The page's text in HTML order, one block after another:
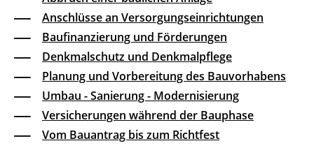
Anschlüsse an Versorgungseinrichtungen
Baufinanzierung und Förderungen
Denkmalschutz und Denkmalpflege
Planung und Vorbereitung des Bauvorhabens
Umbau - Sanierung - Modernisierung
Versicherungen während der Bauphase
Vom Bauantrag bis zum Richtfest